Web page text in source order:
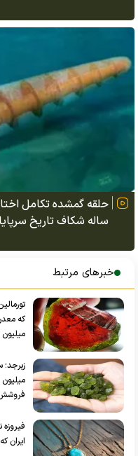
ساله شکاف تاریخ
خبرهای مرتبط
میلیون
ایران که تا ۲۸۸ میلیون